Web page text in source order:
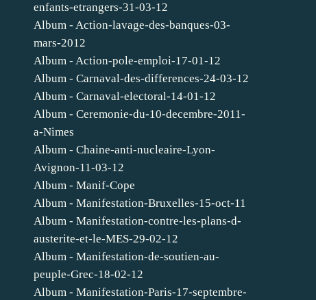
enfants-etrangers-31-03-12
Album - Action-lavage-des-banques-03-
mars-2012
Album - Action-pole-emploi-17-01-12
Album - Carnaval-des-differences-24-03-12
Album - Carnaval-electoral-14-01-12
Album - Ceremonie-du-10-decembre-2011-
a-Nimes
Album - Chaine-anti-nucleaire-Lyon-
Avignon-11-03-12
Album - Manif-Cope
Album - Manifestation-Bruxelles-15-oct-11
Album - Manifestation-contre-les-plans-d-
austerite-et-le-MES-29-02-12
Album - Manifestation-de-soutien-au-
peuple-Grec-18-02-12
Album - Manifestation-Paris-17-septembre-